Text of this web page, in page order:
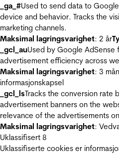
_ga_#Used to send data to
device and behavior. Tracks the
marketing channels.
Maksimal lagringsvarighet: 2 år
_gcl_auUsed by Google
advertisement efficiency across
Maksimal lagringsvarighet: 3
informasjonskapsel
_gcl_lsTracks the conversion rate
advertisement banners on the
relevance of the advertisements
Maksimal lagringsvarighet:
Uklassifisert 8
Uklassifiserte cookies er